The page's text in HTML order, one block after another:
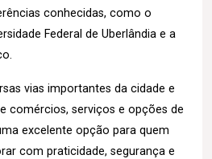
conhecidas, como o
Federal de Uberlândia e a
vias importantes da cidade e
comércios, serviços e opções de
excelente opção para quem
com praticidade, segurança e